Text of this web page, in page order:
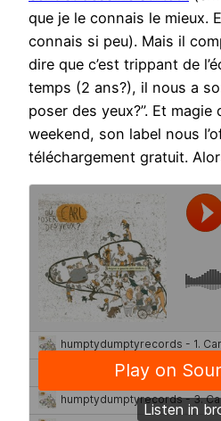
que je le connais le mieux.
connais si peu). Mais il
dire que c’est trippant de
temps (2 ans?), il nous a
poser des yeux?”. Et
weekend, son label nous
téléchargement gratuit.